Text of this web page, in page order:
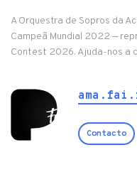
A Orquestra de Sopros da
Campeã Mundial 2022 —
Contest 2026. Ajuda-nos a
Contacto